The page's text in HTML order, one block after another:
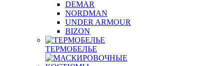
DEMAR
NORDMAN
UNDER ARMOUR
BIZON
ТЕРМОБЕЛЬЕ